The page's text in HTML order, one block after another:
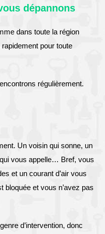
dépannons
dans toute la région
pour toute
régulièrement.
Un voisin qui sonne, un
vous appelle… Bref, vous
et un courant d’air vous
bloquée et vous n’avez pas
d’intervention, donc